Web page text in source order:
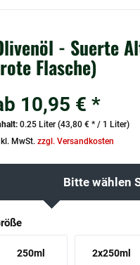
- Suerte
Flasche)
10,95 € *
0.25 Liter (43,80 € * / 1 Liter)
MwSt. zzgl. Versandkosten
Bitte wählen
250ml 2x250ml